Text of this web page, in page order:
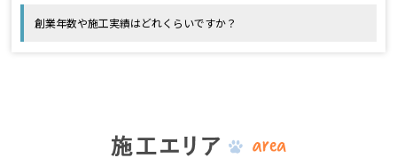
創業年数や施工実績はどれくらいですか？